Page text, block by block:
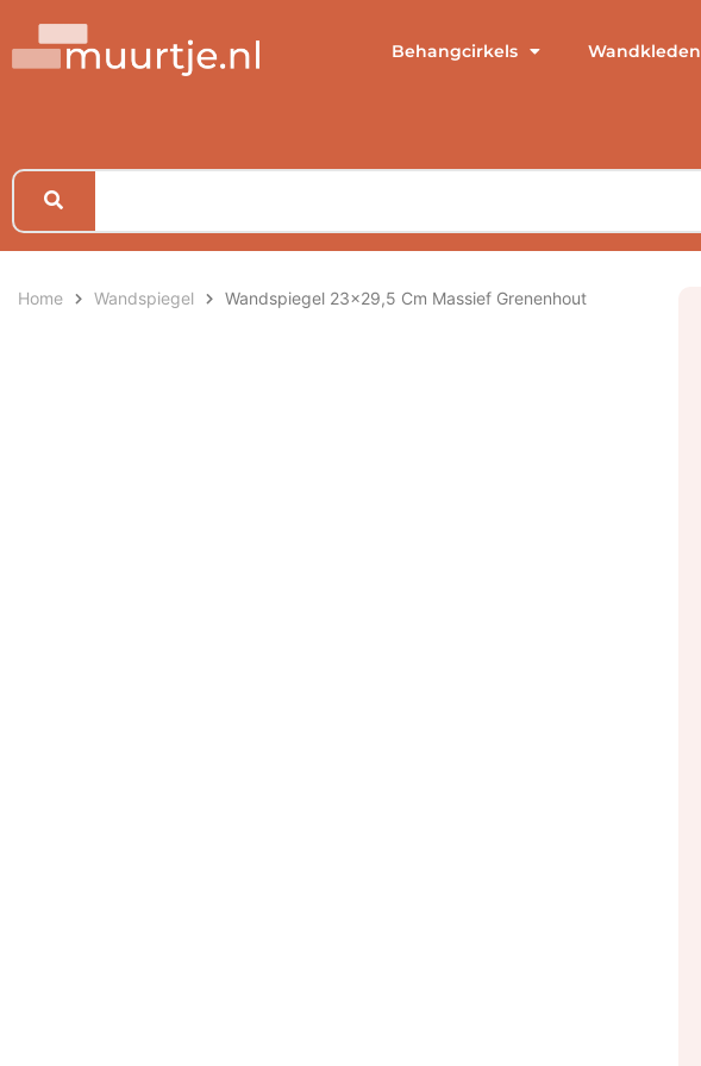
Behangcirkels Wandkleden
Home Wandspiegel Wandspiegel 23×29,5 Cm Massief Grenenhout